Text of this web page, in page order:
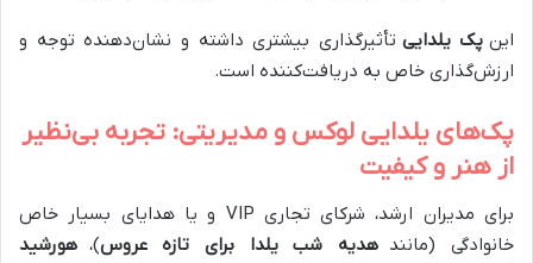
این پک یلدایی تأثیرگذاری بیشتری داشته و نشان‌دهنده توجه و
ارزش‌گذاری خاص به دریافت‌کننده است.
پک‌های یلدایی لوکس و مدیریتی: تجربه بی‌نظیر
از هنر و کیفیت
برای مدیران ارشد، شرکای تجاری VIP و یا هدایای بسیار خاص
خانوادگی (مانند هدیه شب یلدا برای تازه عروس)، هورشید